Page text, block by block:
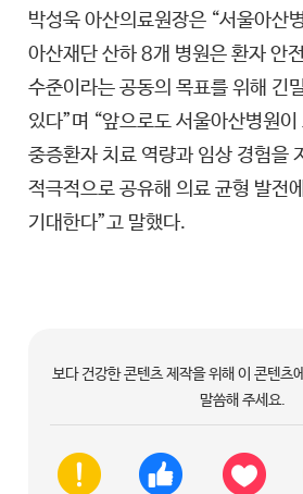
박성욱 아산의료원장은 “서울아산
아산재단 산하 8개 병원은 환자 안
수준이라는 공동의 목표를 위해 긴
있다”며 “앞으로도 서울아산병원이
중증환자 치료 역량과 임상 경험을
적극적으로 공유해 의료 균형 발전
기대한다”고 말했다.
보다 건강한 콘텐츠 제작을 위해 이 콘텐츠
말씀해 주세요.